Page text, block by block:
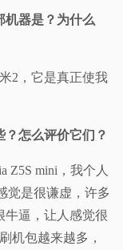
机器是？为什么
2，它是真正使我
怎么评价它们？
Z5S mini，我个人
觉是很谦虚，许多
牛逼，让人感觉很
机包越来越多，